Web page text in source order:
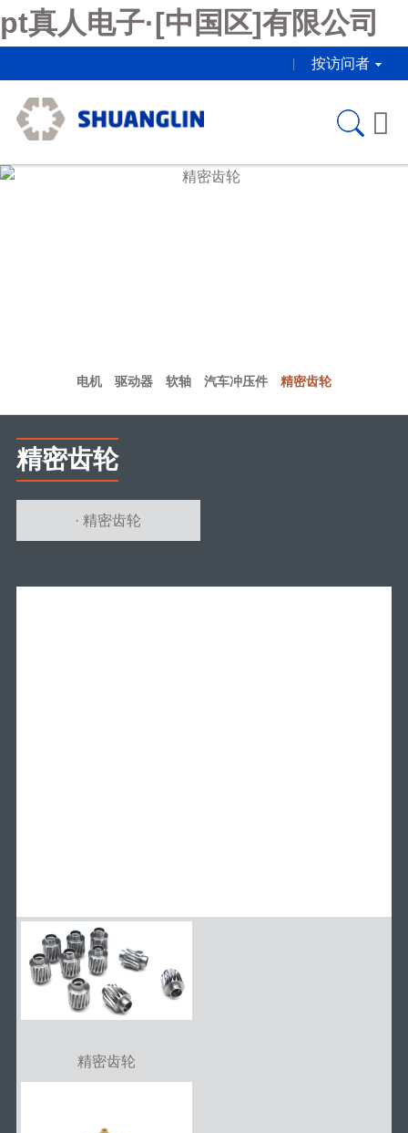
pt真人电子·[中国区]有限公司
按访问者

电机 驱动器 软轴 汽车冲压件 精密齿轮
精密齿轮
· 精密齿轮
精密齿轮